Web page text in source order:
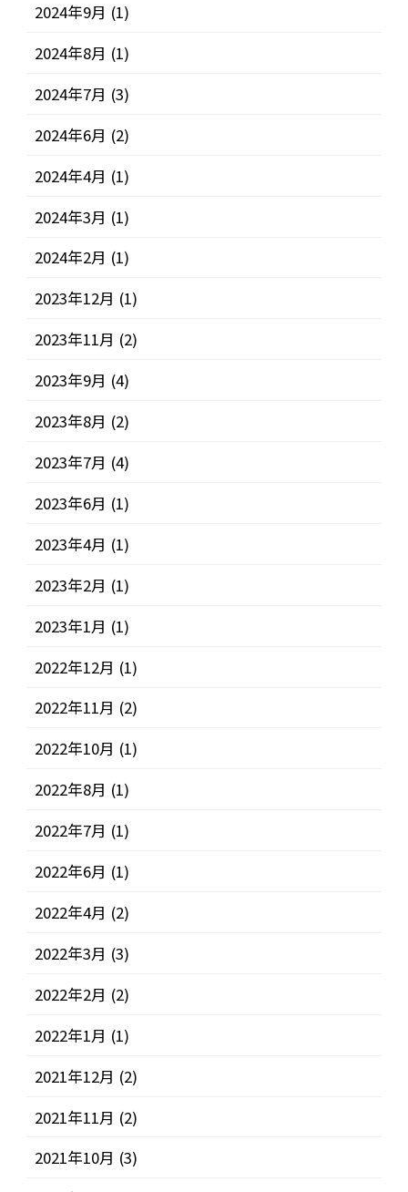
2024年9月 (1)
2024年8月 (1)
2024年7月 (3)
2024年6月 (2)
2024年4月 (1)
2024年3月 (1)
2024年2月 (1)
2023年12月 (1)
2023年11月 (2)
2023年9月 (4)
2023年8月 (2)
2023年7月 (4)
2023年6月 (1)
2023年4月 (1)
2023年2月 (1)
2023年1月 (1)
2022年12月 (1)
2022年11月 (2)
2022年10月 (1)
2022年8月 (1)
2022年7月 (1)
2022年6月 (1)
2022年4月 (2)
2022年3月 (3)
2022年2月 (2)
2022年1月 (1)
2021年12月 (2)
2021年11月 (2)
2021年10月 (3)